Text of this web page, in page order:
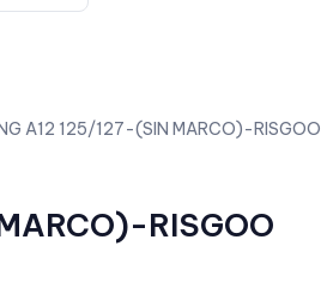
A12 125/127-(SIN MARCO)-RISGOO
RISGOO